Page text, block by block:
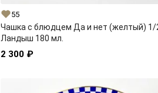
55
Чашка с блюдцем Да и нет (желтый) 1/
Ландыш 180 мл.
2 300 ₽